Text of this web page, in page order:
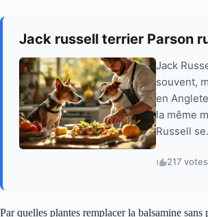
Jack russell terrier Parson
Jack
souvent,
en
la même
Russell
217 votes
Par quelles plantes remplacer la balsamine sans